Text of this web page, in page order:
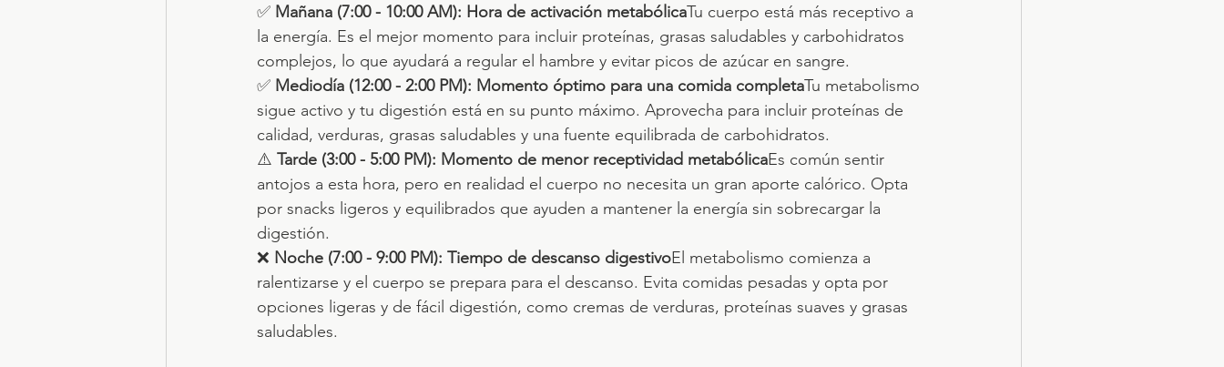
✅ Mañana (7:00 - 10:00 AM): Hora de activación metabólicaTu cuerpo está más receptivo a
la energía. Es el mejor momento para incluir proteínas, grasas saludables y carbohidratos
complejos, lo que ayudará a regular el hambre y evitar picos de azúcar en sangre.
✅ Mediodía (12:00 - 2:00 PM): Momento óptimo para una comida completaTu metabolismo
sigue activo y tu digestión está en su punto máximo. Aprovecha para incluir proteínas de
calidad, verduras, grasas saludables y una fuente equilibrada de carbohidratos.
⚠️ Tarde (3:00 - 5:00 PM): Momento de menor receptividad metabólicaEs común sentir
antojos a esta hora, pero en realidad el cuerpo no necesita un gran aporte calórico. Opta
por snacks ligeros y equilibrados que ayuden a mantener la energía sin sobrecargar la
digestión.
❌ Noche (7:00 - 9:00 PM): Tiempo de descanso digestivoEl metabolismo comienza a
ralentizarse y el cuerpo se prepara para el descanso. Evita comidas pesadas y opta por
opciones ligeras y de fácil digestión, como cremas de verduras, proteínas suaves y grasas
saludables.